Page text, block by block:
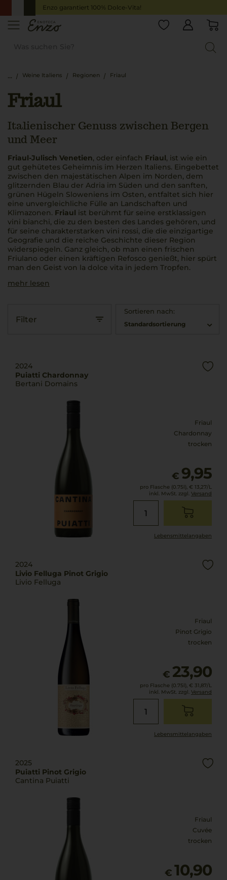
Enzo garantiert 100% Dolce-Vita!
Weine Italiens Regionen Friaul
Friaul
Italienischer Genuss zwischen Bergen
und Meer
Friaul-Julisch Venetien, oder einfach Friaul, ist wie ein
gut gehütetes Geheimnis im Herzen Italiens. Eingebettet
zwischen den majestätischen Alpen im Norden, dem
glitzernden Blau der Adria im Süden und den sanften,
grünen Hügeln Sloweniens im Osten, entfaltet sich hier
eine unvergleichliche Fülle an Landschaften und
Klimazonen. Friaul ist berühmt für seine erstklassigen
vini bianchi, die zu den besten des Landes gehören, und
für seine charakterstarken vini rossi, die die einzigartige
Geografie und die reiche Geschichte dieser Region
widerspiegeln. Ganz gleich, ob man einen frischen
Friulano oder einen kräftigen Refosco genießt, hier spürt
man den Geist von la dolce vita in jedem Tropfen.
mehr lesen
Filter
Sortieren nach:
Standardsortierung
2024
Puiatti Chardonnay
Bertani Domains
Friaul
Chardonnay
trocken
€ 9,95
pro Flasche (0.75l), € 13,27/L
inkl. MwSt. zzgl. Versand
Lebensmittel­angaben
2024
Livio Felluga Pinot Grigio
Livio Felluga
Friaul
Pinot Grigio
trocken
€ 23,90
pro Flasche (0.75l), € 31,87/L
inkl. MwSt. zzgl. Versand
Lebensmittel­angaben
2025
Puiatti Pinot Grigio
Cantina Puiatti
Friaul
Cuvée
trocken
€ 10,90